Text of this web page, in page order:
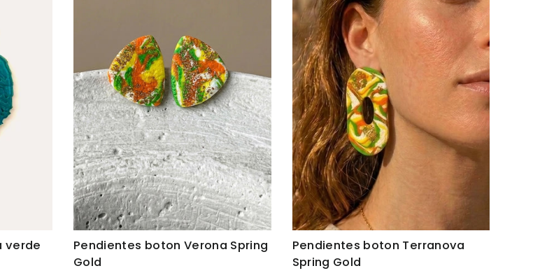
verde
Pendientes boton Verona Spring
Gold
Pendientes boton Terranova
Spring Gold